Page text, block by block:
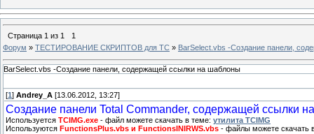
Страница 1 из 1
1
Форум » ТЕСТИРОВАНИЕ СКРИПТОВ для TC » BarSelect.vbs -Создание панели,
BarSelect.vbs -Создание панели, содержащей ссылки на шаблоны
[1 ] Andrey_A [13.06.2012, 13:27]
Создание панели Total Commander, содержащей ссылки
Используется TCIMG.exe - файл можете скачать в теме: утилита TCIMG
Используются FunctionsPlus.vbs и FunctionsINIRWS.vbs - файлы можете скачать